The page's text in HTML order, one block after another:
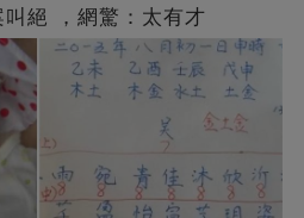
叫絕 ，網驚：太有才